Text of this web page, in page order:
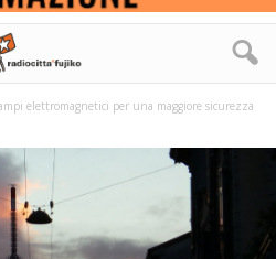
elettromagnetici per una maggiore sicurezza